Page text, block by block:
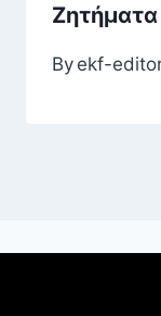
Ζητήματα
By ekf-